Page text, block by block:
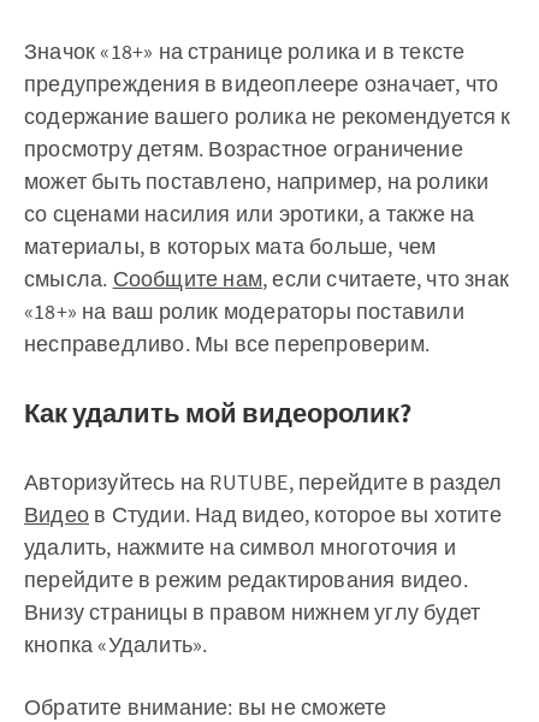
Значок «18+» на странице ролика и в тексте
предупреждения в видеоплеере означает, что
содержание вашего ролика не рекомендуется к
просмотру детям. Возрастное ограничение
может быть поставлено, например, на ролики
со сценами насилия или эротики, а также на
материалы, в которых мата больше, чем
смысла. Сообщите нам, если считаете, что знак
«18+» на ваш ролик модераторы поставили
несправедливо. Мы все перепроверим.
Как удалить мой видеоролик?
Авторизуйтесь на RUTUBE, перейдите в раздел
Видео в Студии. Над видео, которое вы хотите
удалить, нажмите на символ многоточия и
перейдите в режим редактирования видео.
Внизу страницы в правом нижнем углу будет
кнопка «Удалить».
Обратите внимание: вы не сможете